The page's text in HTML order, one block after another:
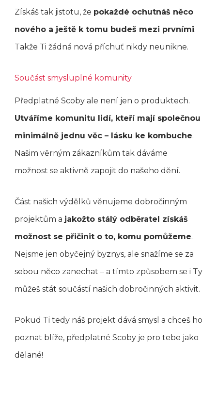
Získáš tak jistotu, že pokaždé ochutnáš něco
nového a ještě k tomu budeš mezi prvními.
Takže Ti žádná nová příchuť nikdy neunikne.
Součást smysluplné komunity
Předplatné Scoby ale není jen o produktech.
Utváříme komunitu lidí, kteří mají společnou
minimálně jednu věc – lásku ke kombuche.
Našim věrným zákazníkům tak dáváme
možnost se aktivně zapojit do našeho dění.
Část našich výdělků věnujeme dobročinným
projektům a jakožto stálý odběratel získáš
možnost se přičinit o to, komu pomůžeme.
Nejsme jen obyčejný byznys, ale snažíme se za
sebou něco zanechat – a tímto způsobem se i Ty
můžeš stát součástí našich dobročinných aktivit.
Pokud Ti tedy náš projekt dává smysl a chceš ho
poznat blíže, předplatné Scoby je pro tebe jako
dělané!